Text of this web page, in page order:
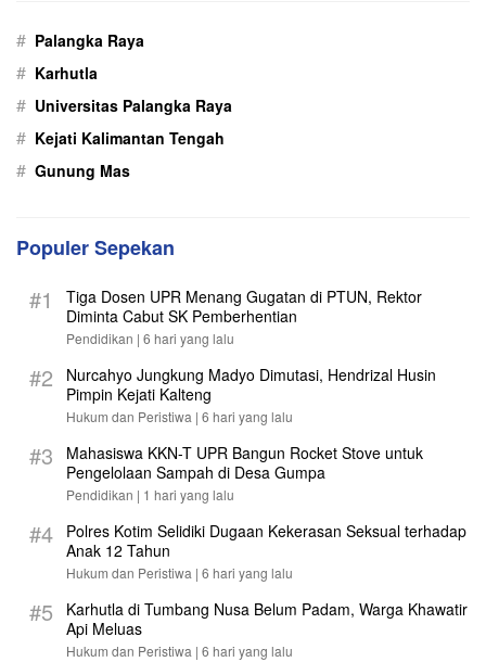
# Palangka Raya
# Karhutla
# Universitas Palangka Raya
# Kejati Kalimantan Tengah
# Gunung Mas
Populer Sepekan
#1
Tiga Dosen UPR Menang Gugatan di PTUN, Rektor
Diminta Cabut SK Pemberhentian
Pendidikan | 6 hari yang lalu
#2
Nurcahyo Jungkung Madyo Dimutasi, Hendrizal Husin
Pimpin Kejati Kalteng
Hukum dan Peristiwa | 6 hari yang lalu
#3
Mahasiswa KKN-T UPR Bangun Rocket Stove untuk
Pengelolaan Sampah di Desa Gumpa
Pendidikan | 1 hari yang lalu
#4
Polres Kotim Selidiki Dugaan Kekerasan Seksual terhadap
Anak 12 Tahun
Hukum dan Peristiwa | 6 hari yang lalu
#5
Karhutla di Tumbang Nusa Belum Padam, Warga Khawatir
Api Meluas
Hukum dan Peristiwa | 6 hari yang lalu